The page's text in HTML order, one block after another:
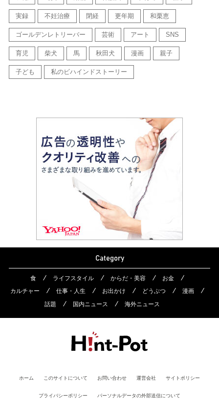
実録 不妊治療 閉経 更年期 和栗恵
ゴールデンレトリーバー 芸術 アート SNS
育児 柴犬 馬 秋田犬 漫画 親子
子ども 私のビハインドストーリー
Category
食 ライフスタイル からだ・美容
お金
カルチャー
仕事・人生 お出かけ どうぶつ
漫画
話題
国内ニュース 海外ニュース
ホーム このサイトについて お問い合わせ 運営会社 サイトポリシー
プライバシーポリシー パーソナルデータの外部送信について